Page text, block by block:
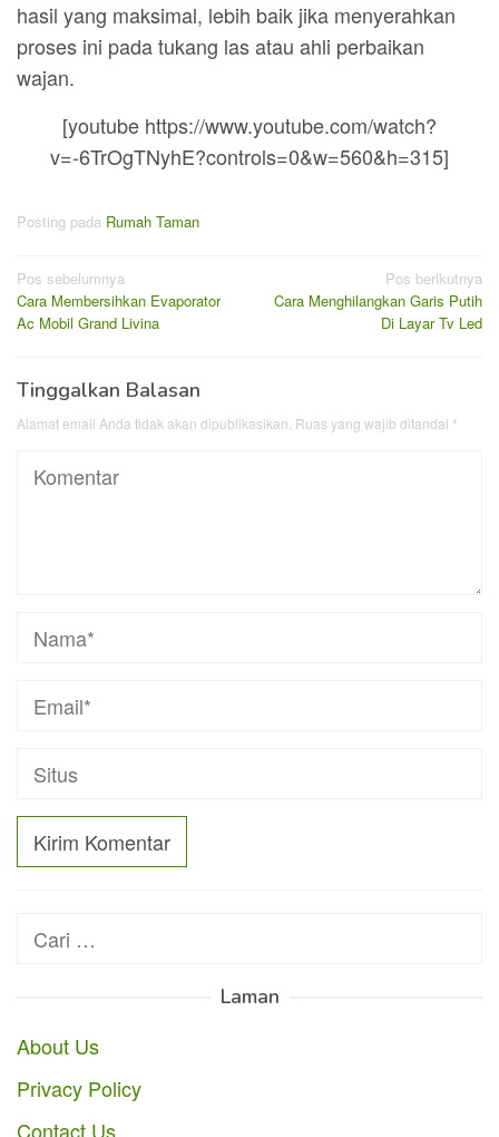
hasil yang maksimal, lebih baik jika menyerahkan
proses ini pada tukang las atau ahli perbaikan
wajan.
[youtube https://www.youtube.com/watch?
v=-6TrOgTNyhE?controls=0&w=560&h=315]
Posting pada Rumah Taman
Navigasi
pos
Pos sebelumnya
Cara Membersihkan Evaporator
Ac Mobil Grand Livina
Pos berikutnya
Cara Menghilangkan Garis Putih
Di Layar Tv Led
Tinggalkan Balasan
Alamat email Anda tidak akan dipublikasikan. Ruas yang wajib ditandai *
Cari
Laman
About Us
Privacy Policy
Contact Us